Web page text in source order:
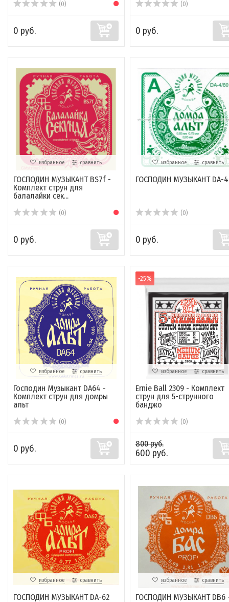
(0)
0 руб.
(0)
0 руб.
избранное сравнить
ГОСПОДИН МУЗЫКАНТ BS7f -
Комплект струн для
балалайки сек...
(0)
0 руб.
избранное сравнить
ГОСПОДИН МУЗЫКАНТ DA-
(0)
0 руб.
избранное сравнить
Господин Музыкант DA64 -
Комплект струн для домры
альт
(0)
0 руб.
-25%
избранное сравнить
Ernie Ball 2309 - Комплект
струн для 5-струнного
банджо
(0)
800 руб.
600 руб.
избранное сравнить
ГОСПОДИН МУЗЫКАНТ DA-62
избранное сравнить
ГОСПОДИН МУЗЫКАНТ DB6